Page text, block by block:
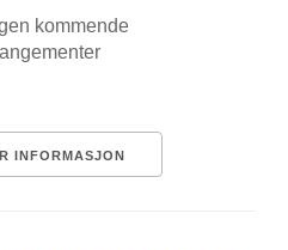
kommende
INFORMASJON